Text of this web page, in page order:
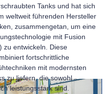
Tanks und hat sich
weltweit führenden Hersteller
zusammengetan, um eine
mit Fusion
zu entwickeln. Diese
fortschrittliche
mit modernsten
zu liefern, die sowohl
leistungsstark sind.